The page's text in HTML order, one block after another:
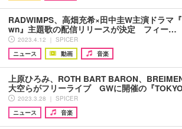
RADWIMPS、高畑充希×田中圭W主演ドラマ
wn』主題歌の配信リリースが決定 フィー…
2023.4.12 ｜ SPICER
ニュース
動画 音楽
上原ひろみ、ROTH BART BARON、
大空らがフリーライブ GWに開催の『
2023.3.28 ｜ SPICER
ニュース
音楽